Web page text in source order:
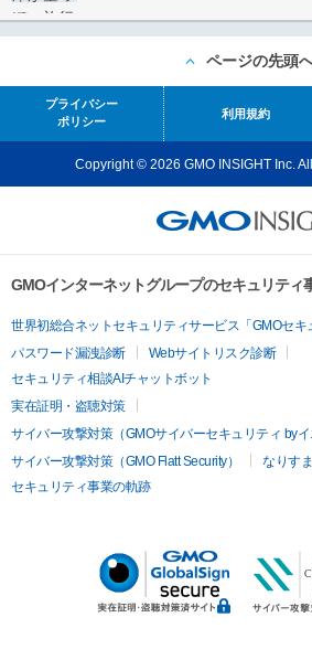
ページの先頭
プライバシー
ポリシー
利用規約
Copyright © 2026 GMO INSIGHT Inc.
GMOインターネットグループのセキュリティ
世界初総合ネットセキュリティサービス「GMOセキ
パスワード漏洩診断
Webサイトリスク診断
セキュリティ相談AIチャットボット
実在証明・盗聴対策
サイバー攻撃対策（GMOサイバーセキュリティ byイ
サイバー攻撃対策（GMO Flatt Security）
なりす
セキュリティ事業の軌跡